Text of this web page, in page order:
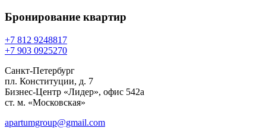
Бронирование квартир
+7 812 9248817
+7 903 0925270
Санкт-Петербург
пл. Конституции, д. 7
Бизнес-Центр «Лидер», офис 542a
ст. м. «Московская»
apartumgroup@gmail.com